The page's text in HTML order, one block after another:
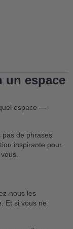
un espace
espace —
pas de phrases
inspirante pour
nous les
Et si vous ne